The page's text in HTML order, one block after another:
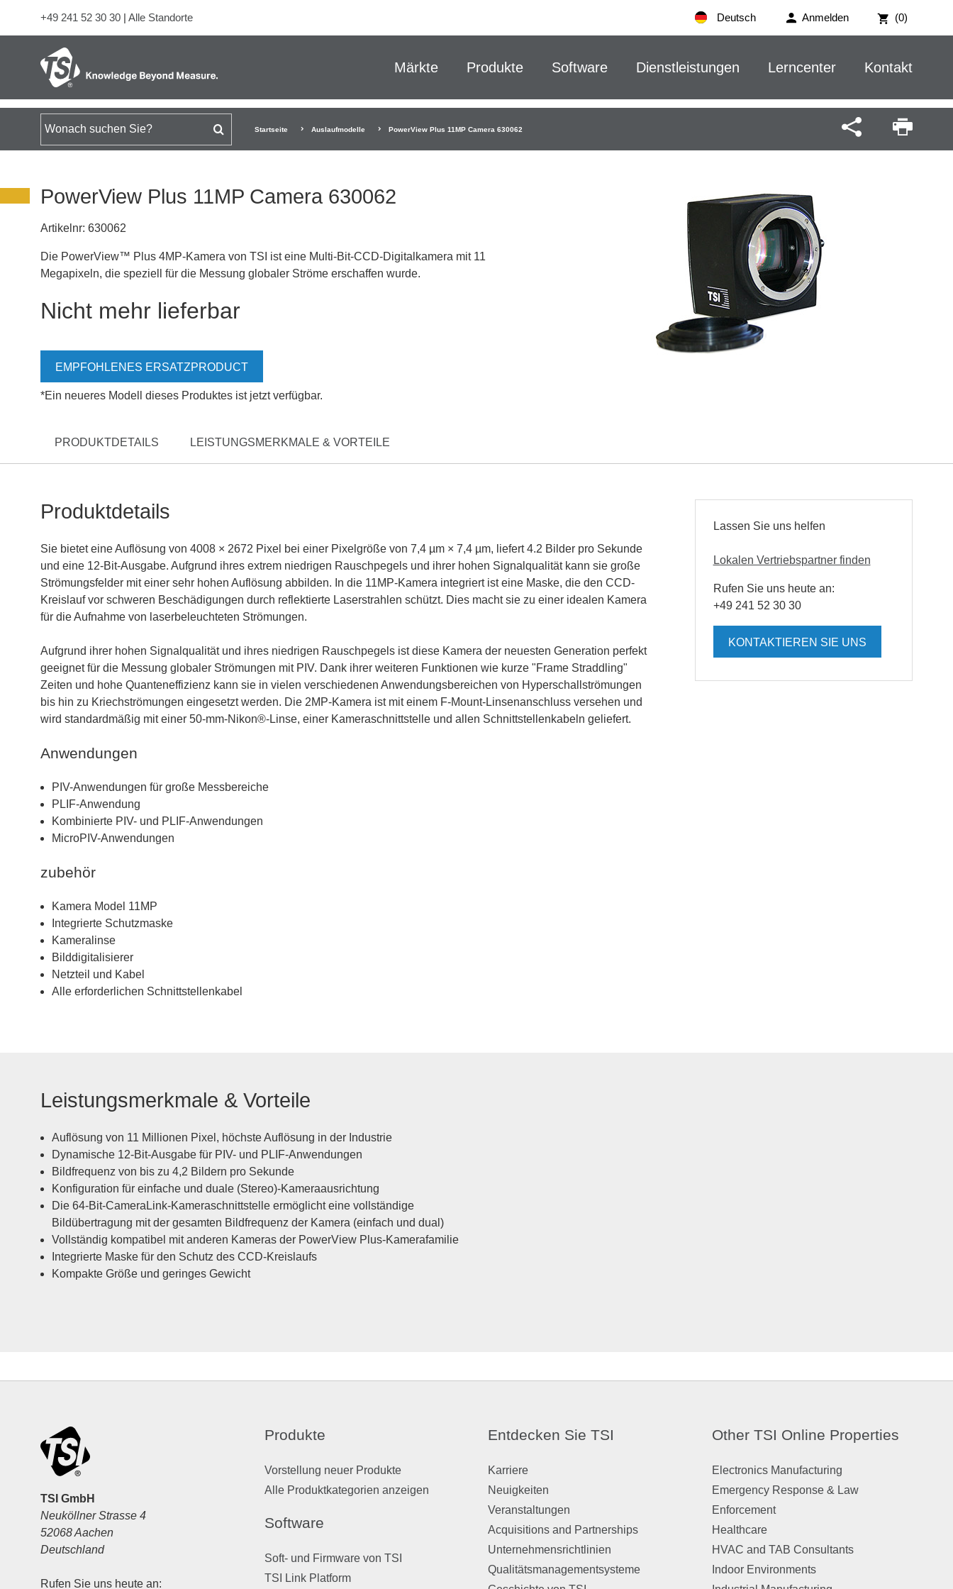
Anmelden (0)
+49 241 52 30 30 | Alle Standorte Deutsch
Märkte Produkte Software Dienstleistungen Lerncenter Kontakt
Suchen nach Startseite Auslaufmodelle PowerView Plus 11MP Camera 630062
PowerView Plus 11MP Camera 630062
Artikelnr: 630062
Die PowerView™ Plus 4MP-Kamera von TSI ist eine Multi-Bit-CCD-Digitalkamera mit 11
Megapixeln, die speziell für die Messung globaler Ströme erschaffen wurde.
Nicht mehr lieferbar
EMPFOHLENES ERSATZPRODUCT
*Ein neueres Modell dieses Produktes ist jetzt verfügbar.
PRODUKTDETAILS LEISTUNGSMERKMALE & VORTEILE
Produktdetails
Sie bietet eine Auflösung von 4008 × 2672 Pixel bei einer Pixelgröße von 7,4 µm × 7,4 µm, liefert 4.2 Bilder pro Sekunde
und eine 12-Bit-Ausgabe. Aufgrund ihres extrem niedrigen Rauschpegels und ihrer hohen Signalqualität kann sie große
Strömungsfelder mit einer sehr hohen Auflösung abbilden. In die 11MP-Kamera integriert ist eine Maske, die den CCD-
Kreislauf vor schweren Beschädigungen durch reflektierte Laserstrahlen schützt. Dies macht sie zu einer idealen Kamera
für die Aufnahme von laserbeleuchteten Strömungen.
Aufgrund ihrer hohen Signalqualität und ihres niedrigen Rauschpegels ist diese Kamera der neuesten Generation perfekt
geeignet für die Messung globaler Strömungen mit PIV. Dank ihrer weiteren Funktionen wie kurze "Frame Straddling"
Zeiten und hohe Quanteneffizienz kann sie in vielen verschiedenen Anwendungsbereichen von Hyperschallströmungen
bis hin zu Kriechströmungen eingesetzt werden. Die 2MP-Kamera ist mit einem F-Mount-Linsenanschluss versehen und
wird standardmäßig mit einer 50-mm-Nikon®-Linse, einer Kameraschnittstelle und allen Schnittstellenkabeln geliefert.
Anwendungen
PIV-Anwendungen für große Messbereiche
PLIF-Anwendung
Kombinierte PIV- und PLIF-Anwendungen
MicroPIV-Anwendungen
zubehör
Kamera Model 11MP
Integrierte Schutzmaske
Kameralinse
Bilddigitalisierer
Netzteil und Kabel
Alle erforderlichen Schnittstellenkabel
Lassen Sie uns helfen
Lokalen Vertriebspartner finden
Rufen Sie uns heute an:
+49 241 52 30 30
KONTAKTIEREN SIE UNS
Leistungsmerkmale & Vorteile
Auflösung von 11 Millionen Pixel, höchste Auflösung in der Industrie
Dynamische 12-Bit-Ausgabe für PIV- und PLIF-Anwendungen
Bildfrequenz von bis zu 4,2 Bildern pro Sekunde
Konfiguration für einfache und duale (Stereo)-Kameraausrichtung
Die 64-Bit-CameraLink-Kameraschnittstelle ermöglicht eine vollständige
Bildübertragung mit der gesamten Bildfrequenz der Kamera (einfach und dual)
Vollständig kompatibel mit anderen Kameras der PowerView Plus-Kamerafamilie
Integrierte Maske für den Schutz des CCD-Kreislaufs
Kompakte Größe und geringes Gewicht
TSI GmbH
Neuköllner Strasse 4
52068 Aachen
Deutschland
Rufen Sie uns heute an:
Produkte
Vorstellung neuer Produkte
Alle Produktkategorien anzeigen
Software
Soft- und Firmware von TSI
TSI Link Platform
Entdecken Sie TSI
Karriere
Neuigkeiten
Veranstaltungen
Acquisitions and Partnerships
Unternehmensrichtlinien
Qualitätsmanagementsysteme
Other TSI Online Properties
Electronics Manufacturing
Emergency Response & Law
Enforcement
Healthcare
HVAC and TAB Consultants
Indoor Environments